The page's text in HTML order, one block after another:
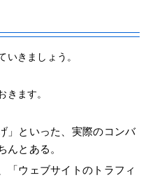
いきましょう。
きます。
」といった、実際のコンバ
んとある。
「ウェブサイトのトラフィ